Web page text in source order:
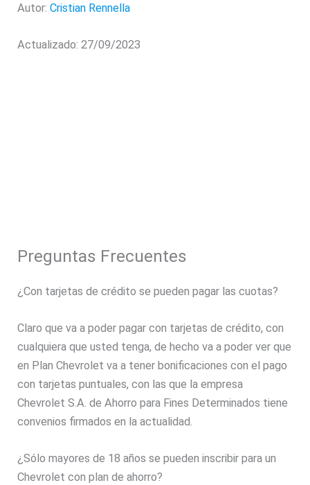
Autor:Cristian Rennella
Actualizado: 27/09/2023
Preguntas Frecuentes
¿Con tarjetas de crédito se pueden pagar las cuotas?
Claro que va a poder pagar con tarjetas de crédito, con
cualquiera que usted tenga, de hecho va a poder ver que
en Plan Chevrolet va a tener bonificaciones con el pago
con tarjetas puntuales, con las que la empresa
Chevrolet S.A. de Ahorro para Fines Determinados tiene
convenios firmados en la actualidad.
¿Sólo mayores de 18 años se pueden inscribir para un
Chevrolet con plan de ahorro?